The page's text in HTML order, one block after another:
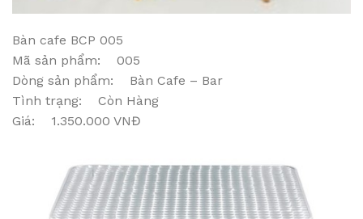
Bàn cafe BCP 005
Mã sản phẩm: 005
Dòng sản phẩm: Bàn Cafe – Bar
Tình trạng: Còn Hàng
Giá: 1.350.000 VNĐ